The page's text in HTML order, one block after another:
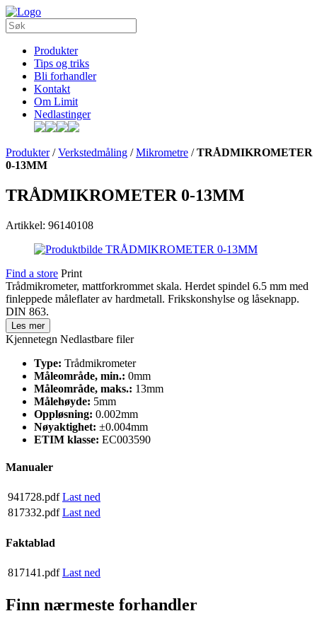
Produkter
Tips og triks
Bli forhandler
Kontakt
Om Limit
Nedlastinger
Produkter/Verkstedmåling /Mikrometre /TRÅDMIKROMETER
0-13MM
TRÅDMIKROMETER 0-13MM
Artikkel: 96140108
Find a store Print
Trådmikrometer, mattforkrommet skala. Herdet spindel 6.5 mm med
finleppede måleflater av hardmetall. Frikskonshylse og låseknapp.
DIN 863.
Les mer
Kjennetegn Nedlastbare filer
Type: Trådmikrometer
Måleområde, min.: 0mm
Måleområde, maks.: 13mm
Målehøyde: 5mm
Oppløsning: 0.002mm
Nøyaktighet: ±0.004mm
ETIM klasse: EC003590
Manualer
941728.pdf Last ned
817332.pdf Last ned
Faktablad
817141.pdf Last ned
Finn nærmeste forhandler